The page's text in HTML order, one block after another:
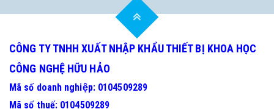
CÔNG TY TNHH XUẤT NHẬP KHẨU THIẾT BỊ KHOA HỌC
CÔNG NGHỆ HỮU HẢO
Mã số doanh nghiệp: 0104509289
Mã số thuế: 0104509289